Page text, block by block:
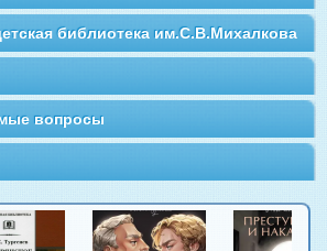
библиотека им.С.В.Михалкова
вопросы